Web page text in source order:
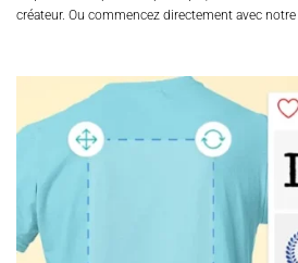
créateur. Ou commencez directement avec notre